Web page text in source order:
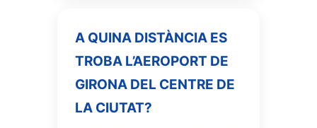
A QUINA DISTÀNCIA ES
TROBA L’AEROPORT DE
GIRONA DEL CENTRE DE
LA CIUTAT?